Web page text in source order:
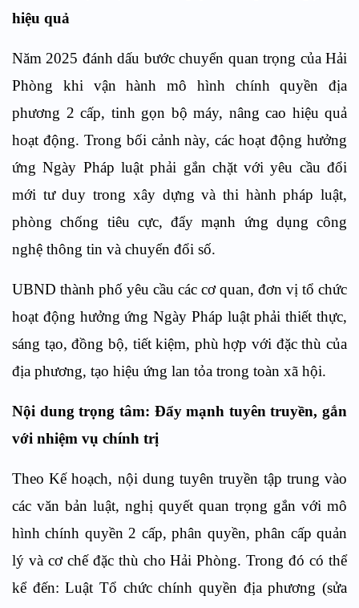
hiệu quả
Năm 2025 đánh dấu bước chuyển quan trọng của Hải
Phòng khi vận hành mô hình chính quyền địa
phương 2 cấp, tinh gọn bộ máy, nâng cao hiệu quả
hoạt động. Trong bối cảnh này, các hoạt động hưởng
ứng Ngày Pháp luật phải gắn chặt với yêu cầu đổi
mới tư duy trong xây dựng và thi hành pháp luật,
phòng chống tiêu cực, đẩy mạnh ứng dụng công
nghệ thông tin và chuyển đổi số.
UBND thành phố yêu cầu các cơ quan, đơn vị tổ chức
hoạt động hưởng ứng Ngày Pháp luật phải thiết thực,
sáng tạo, đồng bộ, tiết kiệm, phù hợp với đặc thù của
địa phương, tạo hiệu ứng lan tỏa trong toàn xã hội.
Nội dung trọng tâm: Đẩy mạnh tuyên truyền, gắn
với nhiệm vụ chính trị
Theo Kế hoạch, nội dung tuyên truyền tập trung vào
các văn bản luật, nghị quyết quan trọng gắn với mô
hình chính quyền 2 cấp, phân quyền, phân cấp quản
lý và cơ chế đặc thù cho Hải Phòng. Trong đó có thể
kể đến: Luật Tổ chức chính quyền địa phương (sửa